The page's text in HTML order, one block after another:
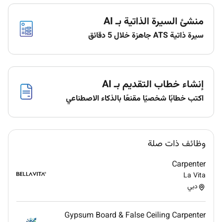
Full-time
منشئ السيرة الذاتية بـ AI
سيرة ذاتية ATS جاهزة خلال 5 دقائق
إنشاء خطاب التقديم بـ AI
اكتب خطابًا شخصيًا مقنعًا بالذكاء الاصطناعي
وظائف ذات صلة
Carpenter
La Vita
دبي
Gypsum Board & False Ceiling Carpenter